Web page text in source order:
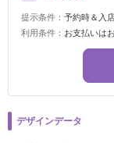
提示条件： 予約時＆入
利用条件： お支払いは
デザインデータ